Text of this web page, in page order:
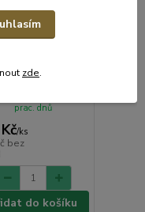
/ks
bez
prac. dnů
do košíku
zde.